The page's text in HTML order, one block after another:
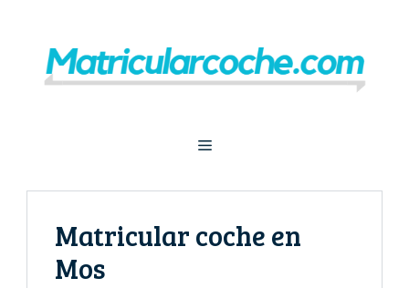
contenido
Menú
Matricular coche en
Mos